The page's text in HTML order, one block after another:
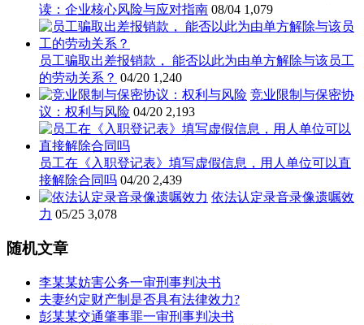
读：企业核心风险与应对指南 08/04 1,079
员工骗取出差报销款， 能否以此为由单方解除与该员工
的劳动关系？ 04/20 1,240
竞业限制与保密协
议：权利与风险 04/20 2,193
员工在《入职登记表》填写虚假信息，用人单位可以直
接解除合同吗 04/20 2,439
依法认定录音录像遗嘱效
力 05/25 3,078
随机文章
李某某妨害公务一审刑事判决书
夫妻约定财产制是否具有法律效力?
彭某某交通肇事罪一审刑事判决书